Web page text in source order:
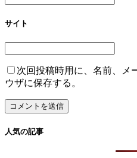
サイト
次回投稿時用に、名前、メ
ウザに保存する。
人気の記事